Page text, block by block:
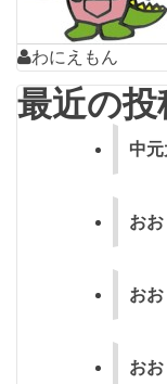
ンわにえもん
最近の投
中
お
お
お